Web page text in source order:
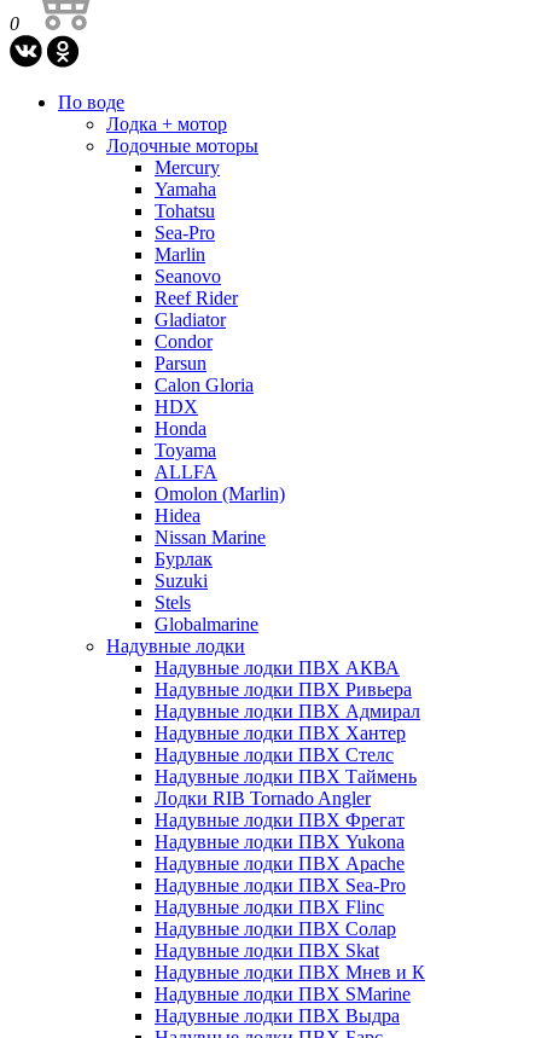
0
По воде
Лодка + мотор
Лодочные моторы
Mercury
Yamaha
Tohatsu
Sea-Pro
Marlin
Seanovo
Reef Rider
Gladiator
Condor
Parsun
Calon Gloria
HDX
Honda
Toyama
ALLFA
Omolon (Marlin)
Hidea
Nissan Marine
Бурлак
Suzuki
Stels
Globalmarine
Надувные лодки
Надувные лодки ПВХ АКВА
Надувные лодки ПВХ Ривьера
Надувные лодки ПВХ Адмирал
Надувные лодки ПВХ Хантер
Надувные лодки ПВХ Стелс
Надувные лодки ПВХ Таймень
Лодки RIB Tornado Angler
Надувные лодки ПВХ Фрегат
Надувные лодки ПВХ Yukona
Надувные лодки ПВХ Apache
Надувные лодки ПВХ Sea-Pro
Надувные лодки ПВХ Flinc
Надувные лодки ПВХ Солар
Надувные лодки ПВХ Skat
Надувные лодки ПВХ Мнев и К
Надувные лодки ПВХ SMarine
Надувные лодки ПВХ Выдра